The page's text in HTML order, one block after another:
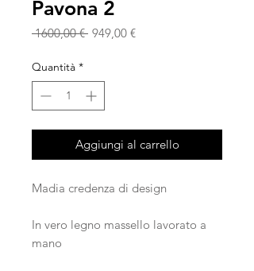
Pavona 2
1600,00 € Prezzo
949,00 €Prezzo
Quantità *
Aggiungi al carrello
Madia credenza di design
In vero legno massello lavorato a
mano